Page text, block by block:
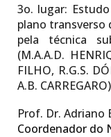
3o. lugar:
plano transverso
pela técnica
(M.A.A.D.
FILHO, R.G.S.
A.B.
Prof. Dr. Adriano
Coordenador do